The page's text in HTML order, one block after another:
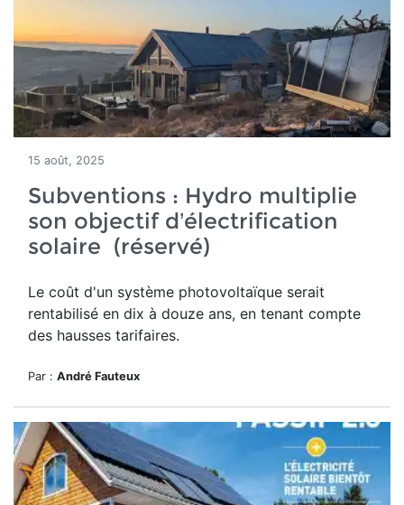
15 août, 2025
Subventions : Hydro multiplie
son objectif d’électrification
solaire (réservé)
Le coût d'un système photovoltaïque serait
rentabilisé en dix à douze ans, en tenant compte
des hausses tarifaires.
Par : André Fauteux